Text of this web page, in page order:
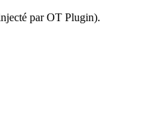
par OT Plugin).